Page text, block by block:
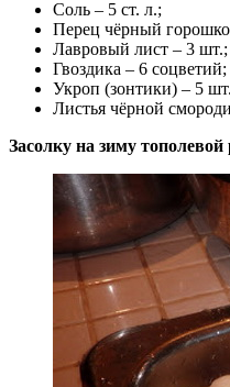
Соль – 5 ст. л.;
Перец чёрный
Лавровый лист – 3 шт.;
Гвоздика – 6 соцветий;
Укроп (зонтики) – 5
Листья чёрной
Засолку на зиму